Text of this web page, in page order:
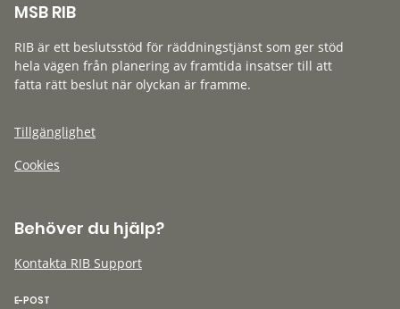
MSB RIB
RIB är ett beslutsstöd för räddningstjänst som ger stöd
hela vägen från planering av framtida insatser till att
fatta rätt beslut när olyckan är framme.
Tillgänglighet
Cookies
Behöver du hjälp?
Kontakta RIB Support
E-POST